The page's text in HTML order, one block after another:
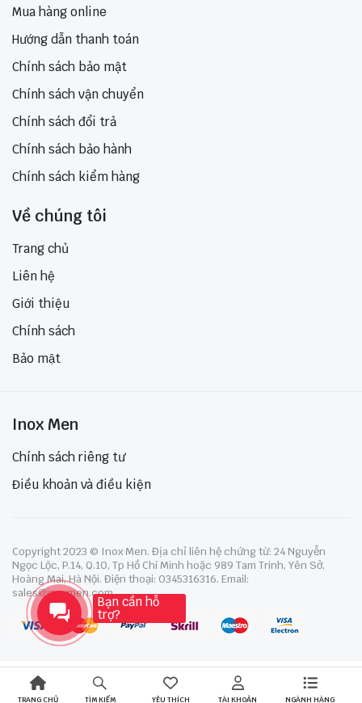
Mua hàng online
Hướng dẫn thanh toán
Chính sách bảo mật
Chính sách vận chuyển
Chính sách đổi trả
Chính sách bảo hành
Chính sách kiểm hàng
Về chúng tôi
Trang chủ
Liên hệ
Giới thiệu
Chính sách
Bảo mật
Inox Men
Chính sách riêng tư
Điều khoản và điều kiện
Copyright 2023 © Inox Men. Địa chỉ liên hệ chứng từ: 24 Nguyễn
Ngọc Lộc, P.14, Q.10, Tp Hồ Chí Minh hoặc 989 Tam Trinh, Yên Sở,
Hoàng Mai, Hà Nội. Điện thoại: 0345316316. Email:
sales@inoxmen.com
Bạn cần hỗ
trợ?
TRANG CHỦ TÌM KIẾM YÊU THÍCH TÀI KHOẢN NGÀNH HÀNG